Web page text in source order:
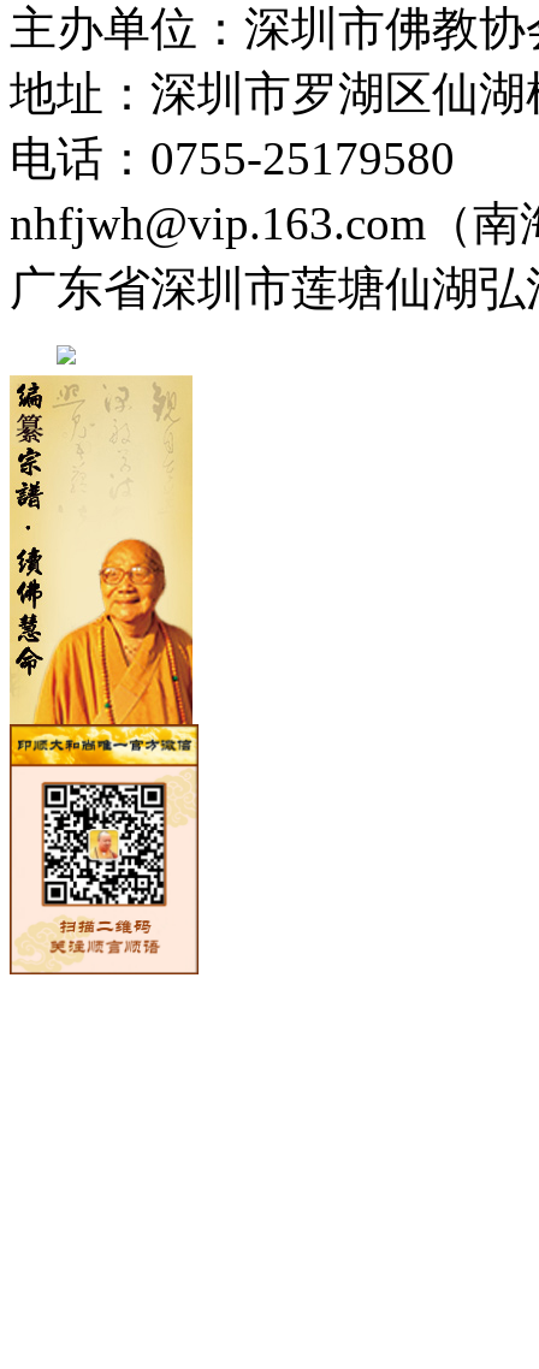
主办单位：深圳市佛教
地址：深圳市罗湖区仙
电话：0755-25179580
nhfjwh@vip.163.com（南
广东省深圳市莲塘仙湖弘